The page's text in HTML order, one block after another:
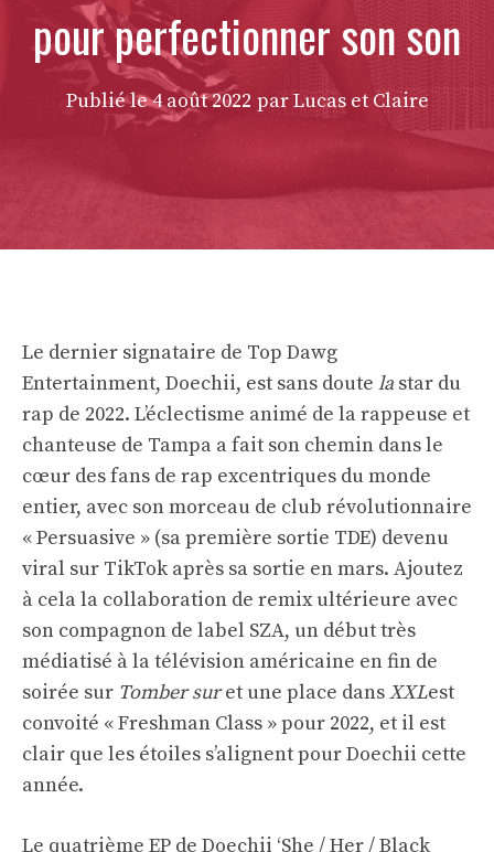
pour perfectionner son son
Publié le4 août 2022 par Lucas et Claire
Le dernier signataire de Top Dawg
Entertainment, Doechii, est sans doute la star du
rap de 2022. L’éclectisme animé de la rappeuse et
chanteuse de Tampa a fait son chemin dans le
cœur des fans de rap excentriques du monde
entier, avec son morceau de club révolutionnaire
« Persuasive » (sa première sortie TDE) devenu
viral sur TikTok après sa sortie en mars. Ajoutez
à cela la collaboration de remix ultérieure avec
son compagnon de label SZA, un début très
médiatisé à la télévision américaine en fin de
soirée sur Tomber suret une place dansXXLest
convoité « Freshman Class » pour 2022, et il est
clair que les étoiles s’alignent pour Doechii cette
année.
Le quatrième EP de Doechii ‘She / Her / Black